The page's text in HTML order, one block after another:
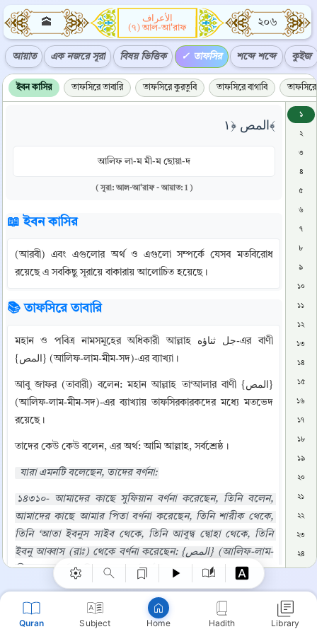
Quran Subject Home Hadith Library
🕋
الأعراف
(৭) আল-আ'রাফ
২০৬
আয়াত এক নজরে সূরা বিষয় ভিত্তিক তাফসির শব্দে শব্দে কুইজ
ইবন কাসির তাফসিরে তাবারি তাফসিরে কুরতুবি তাফসিরে বাগাবি তাফসিরে
المص ﴿١﴾
আলিফ লা-ম মী-ম ছোয়া-দ
( সূরা: আল-আ'রাফ - আয়াত: 1 )
📖 ইবন কাসির
(আরবী) এবং এগুলোর অর্থ ও এগুলো সম্পর্কে যেসব মতবিরোধ
রয়েছে এ সবকিছু সূরায়ে বাকারায় আলোচিত হয়েছে।
📚 তাফসিরে তাবারি
মহান ও পবিত্র নামসমূহের অধিকারী আল্লাহ جل ثناؤه-এর বাণী
{المص} (আলিফ-লাম-মীম-সদ)-এর ব্যাখ্যা।
আবু জাফর (তাবারী) বলেন: মহান আল্লাহ তা‘আলার বাণী {المص}
(আলিফ-লাম-মীম-সদ)-এর ব্যাখ্যায় তাফসিরকারকদের মধ্যে মতভেদ
রয়েছে।
তাদের কেউ কেউ বলেন, এর অর্থ: আমি আল্লাহ, সর্বশ্রেষ্ঠ।
যারা এমনটি বলেছেন, তাদের বর্ণনা:
১৪৩১০- আমাদের কাছে সুফিয়ান বর্ণনা করেছেন, তিনি বলেন,
আমাদের কাছে আমার পিতা বর্ণনা করেছেন, তিনি শারীক থেকে,
তিনি ‘আতা ইবনুস সাইব থেকে, তিনি আবুদ্ব দ্বোহা থেকে, তিনি
ইবনু আব্বাস (রাঃ) থেকে বর্ণনা করেছেন: {المص} (আলিফ-লাম-
মীম-সদ) অর্থ, আমি আল্লাহ, সর্বশ্রেষ্ঠ।
১৪৩১১- আমার কাছে আল-হারিস বর্ণনা করেছেন, তিনি বলেন,
আমাদের কাছে আল-কাসিম ইবনু সাল্লাম বর্ণনা করেছেন, তিনি
বলেন, আমাদের কাছে আম্মার ইবনু মুহাম্মাদ বর্ণনা করেছেন, তিনি
১
২
৩
৪
৫
৬
৭
৮
৯
১০
১১
১২
১৩
১৪
১৫
১৬
১৭
১৮
১৯
২০
২১
২২
২৩
২৪
২৬
Copy